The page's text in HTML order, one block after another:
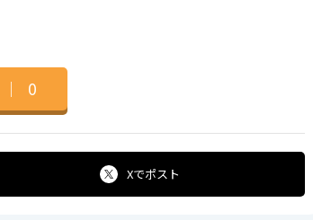
｜ 0
Xでポスト